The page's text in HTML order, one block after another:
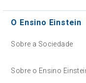
O Ensino Einstein
Sobre a Sociedade
Sobre o Ensino